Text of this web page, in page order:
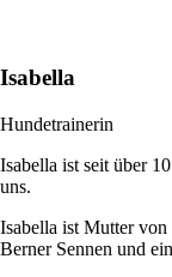
Isabella
Hundetrainerin
Isabella ist seit über
uns.
Isabella ist Mutter
Berner Sennen und